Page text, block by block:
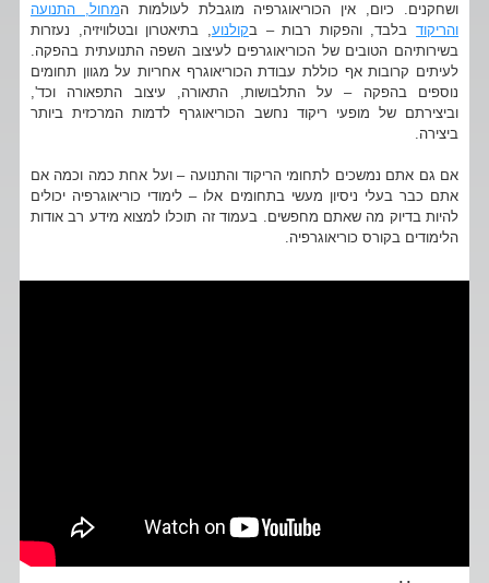
ושחקנים. כיום, אין הכוריאוגרפיה מוגבלת לעולמות המחול, התנועה
והריקודבלבד, והפקות רבות – בקולנוע, בתיאטרון ובטלוויזיה, נעזרות
בשירותיהם הטובים של הכוריאוגרפים לעיצוב השפה התנועתית בהפקה.
לעיתים קרובות אף כוללת עבודת הכוריאוגרף אחריות על מגוון תחומים
נוספים בהפקה – על התלבושות, התאורה, עיצוב התפאורה וכד',
וביצירתם של מופעי ריקוד נחשב הכוריאוגרף לדמות המרכזית ביותר
ביצירה.
אם גם אתם נמשכים לתחומי הריקוד והתנועה – ועל אחת כמה וכמה אם
אתם כבר בעלי ניסיון מעשי בתחומים אלו – לימודי כוריאוגרפיה יכולים
להיות בדיוק מה שאתם מחפשים. בעמוד זה תוכלו למצוא מידע רב אודות
הלימודים בקורס כוריאוגרפיה.